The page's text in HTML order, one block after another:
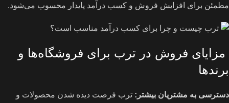
مطمئن برای افزایش فروش و کسب درآمد پایدار محسوب می‌شود.
مزایای فروش در ترب برای فروشگاه‌ها و
برندها
دسترسی به مشتریان بیشتر : ترب فرصت دیده شدن محصولات و